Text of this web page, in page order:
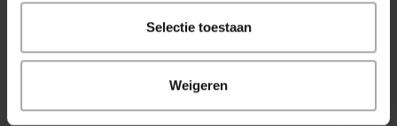
Selectie toestaan
Weigeren
Binnen 24 uur persoonlijk contact!
Klantenservice